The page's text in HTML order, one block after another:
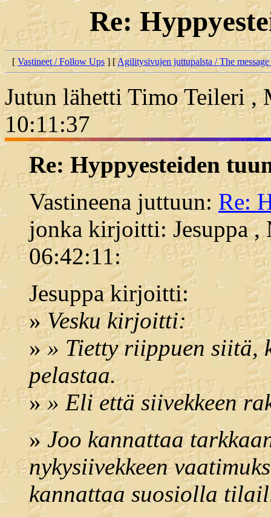
Re:
[ Vastineet / Follow Ups ] [Agilitysivujen juttupalsta / The
Jutun lähetti Timo Teileri ,
10:11:37
Re: Hyppyesteiden
Vastineena juttuun: Re:
jonka kirjoitti: Jesuppa ,
06:42:11:
Jesuppa kirjoitti:
»Vesku kirjoitti:
»» Tietty riippuen siitä,
pelastaa.
»» Eli että siivekkeen
» Joo kannattaa
nykysiivekkeen
kannattaa suosiolla